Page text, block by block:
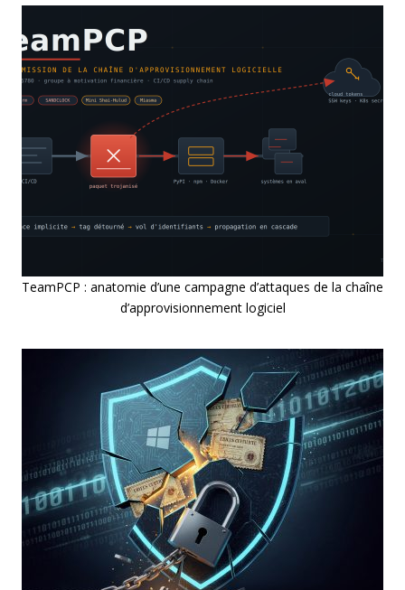
TeamPCP : anatomie d’une campagne d’attaques de la chaîne
d’approvisionnement logiciel